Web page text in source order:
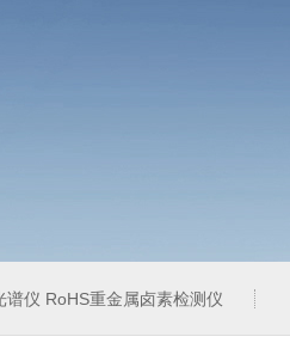
谱仪 RoHS重金属卤素检测仪